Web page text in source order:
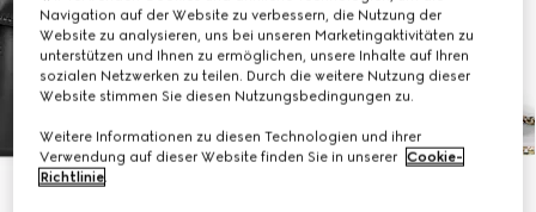
Navigation auf der Website zu verbessern, die Nutzung der
Website zu analysieren, uns bei unseren Marketingaktivitäten zu
unterstützen und Ihnen zu ermöglichen, unsere Inhalte auf Ihren
sozialen Netzwerken zu teilen. Durch die weitere Nutzung dieser
Website stimmen Sie diesen Nutzungsbedingungen zu.
Weitere Informationen zu diesen Technologien und ihrer
Verwendung auf dieser Website finden Sie in unserer Cookie-
Richtlinie.